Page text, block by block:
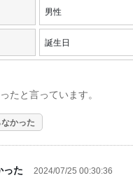
男性
誕生日
たと言っています。
かった
った 2024/07/25 00:30:36